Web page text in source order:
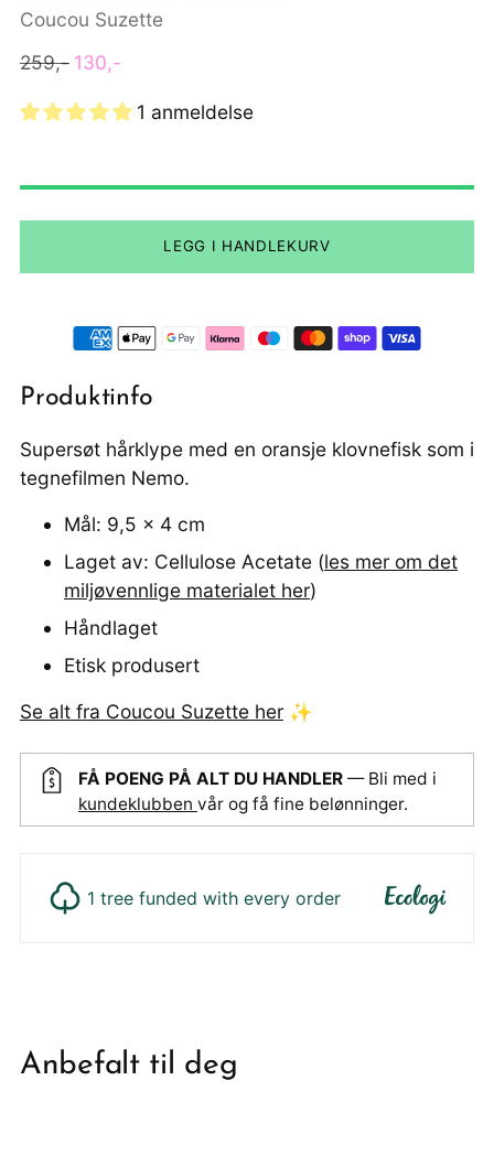
Coucou Suzette
Ordinær
259,- 130,-
1 anmeldelse
LEGG I HANDLEKURV
Produktinfo
Supersøt hårklype med en oransje klovnefisk som i
tegnefilmen Nemo.
Mål: 9,5 x 4 cm
Laget av: Cellulose Acetate (les mer om det
miljøvennlige materialet her)
Håndlaget
Etisk produsert
Se alt fra Coucou Suzette her ✨
FÅ POENG PÅ ALT DU HANDLER — Bli med i
kundeklubben vår og få fine belønninger.
1 tree funded with every order
din
Anbefalt til deg